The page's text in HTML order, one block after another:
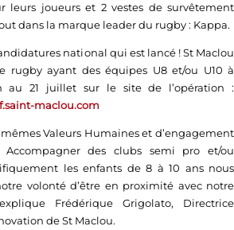
leurs joueurs et 2 vestes de survêtement
dans la marque leader du rugby : Kappa.
national qui est lancé ! St Maclou
rugby ayant des équipes U8 et/ou U10 à
au 21 juillet sur le site de l’opération :
maclou.com
Valeurs Humaines et d’engagement
des clubs semi pro et/ou
les enfants de 8 à 10 ans nous
volonté d’être en proximité avec notre
Frédérique Grigolato, Directrice
de St Maclou.